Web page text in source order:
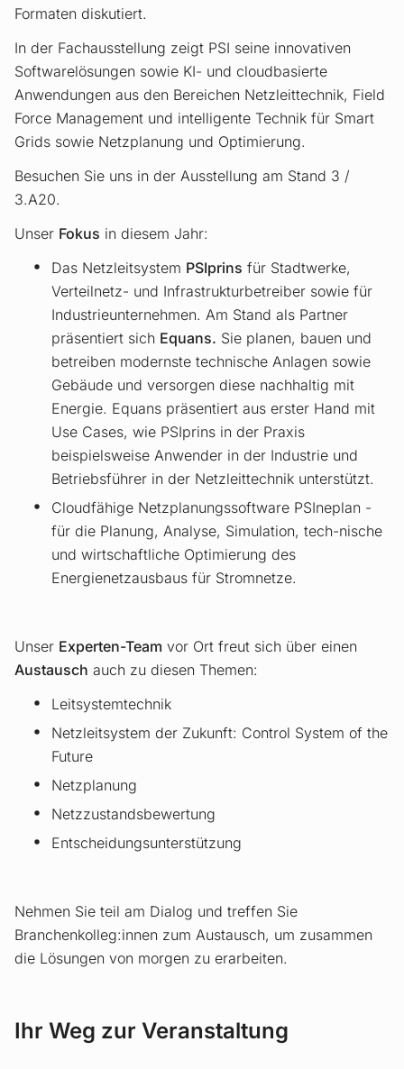
Formaten diskutiert.
In der Fachausstellung zeigt PSI seine innovativen
Softwarelösungen sowie KI- und cloudbasierte
Anwendungen aus den Bereichen Netzleittechnik, Field
Force Management und intelligente Technik für Smart
Grids sowie Netzplanung und Optimierung.
Besuchen Sie uns in der Ausstellung am Stand 3 /
3.A20.
Unser Fokus in diesem Jahr:
Das Netzleitsystem PSIprins für Stadtwerke,
Verteilnetz- und Infrastrukturbetreiber sowie für
Industrieunternehmen. Am Stand als Partner
präsentiert sich Equans. Sie planen, bauen und
betreiben modernste technische Anlagen sowie
Gebäude und versorgen diese nachhaltig mit
Energie. Equans präsentiert aus erster Hand mit
Use Cases, wie PSIprins in der Praxis
beispielsweise Anwender in der Industrie und
Betriebsführer in der Netzleittechnik unterstützt.
Cloudfähige Netzplanungssoftware PSIneplan -
für die Planung, Analyse, Simulation, tech-nische
und wirtschaftliche Optimierung des
Energienetzausbaus für Stromnetze.
Unser Experten-Team vor Ort freut sich über einen
Austausch auch zu diesen Themen:
Leitsystemtechnik
Netzleitsystem der Zukunft: Control System of the
Future
Netzplanung
Netzzustandsbewertung
Entscheidungsunterstützung
Nehmen Sie teil am Dialog und treffen Sie
Branchenkolleg:innen zum Austausch, um zusammen
die Lösungen von morgen zu erarbeiten.
Ihr Weg zur Veranstaltung